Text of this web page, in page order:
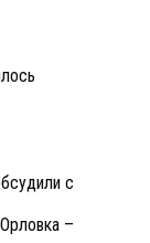
с
–